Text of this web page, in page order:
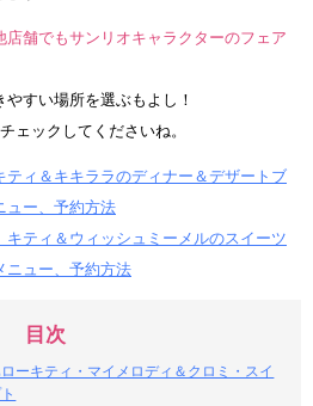
店舗でもサンリオキャラクターのフェア
すい場所を選ぶもよし！
ェックしてくださいね。
ティ＆キキララのディナー＆デザートブ
ュー、予約方法
キティ＆ウィッシュミーメルのスイーツ
ニュー、予約方法
目次
ーキティ・マイメロディ＆クロミ・スイ